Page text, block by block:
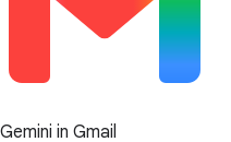
Gemini in Gmail